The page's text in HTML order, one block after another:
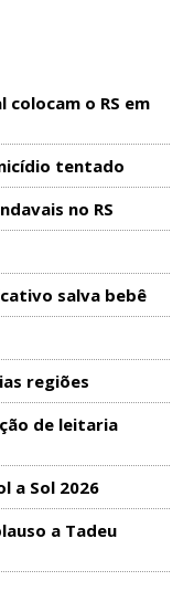
o RS em
tentado
no RS
salva bebê
regiões
de leitaria
a Sol 2026
a Tadeu